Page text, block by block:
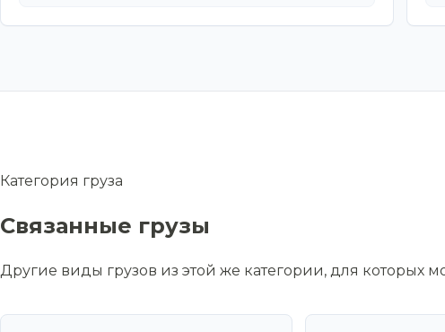
Категория груза
Связанные грузы
Другие виды грузов из этой же категории, для которых